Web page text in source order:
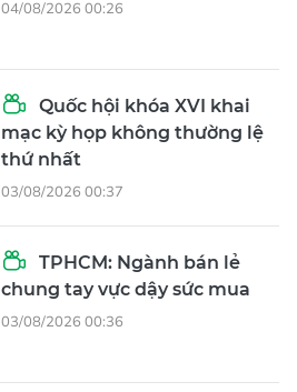
04/08/2026 00:26
Quốc hội khóa XVI khai
mạc kỳ họp không thường lệ
thứ nhất
03/08/2026 00:37
TPHCM: Ngành bán lẻ
chung tay vực dậy sức mua
03/08/2026 00:36